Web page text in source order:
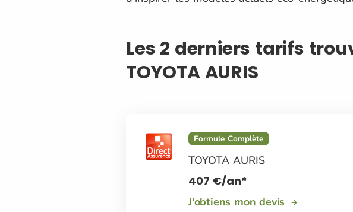
Les 2 derniers tarifs
TOYOTA AURIS
Formule Complète
TOYOTA AURIS
407 €/an*
J'obtiens mon devis